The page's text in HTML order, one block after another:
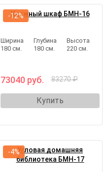
Книжный шкаф БМН-16
Ширина
180 см.
Глубина
180 см.
Высота
220 см.
73040 руб. 83270 ₽
Купить
-12%
Угловая домашняя
библиотека БМН-17
-4%